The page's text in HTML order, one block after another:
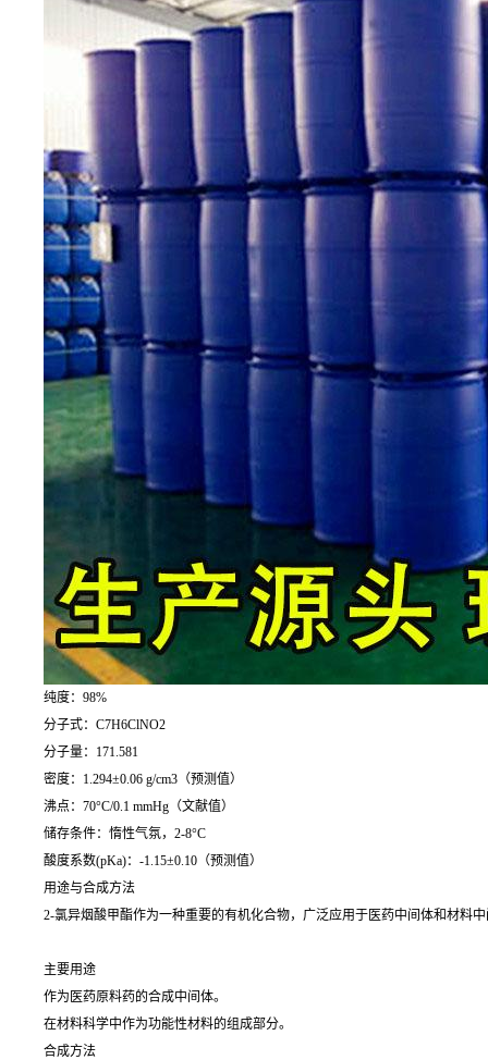
纯度：98%
分子式：C7H6ClNO2
分子量：171.581
密度：1.294±0.06 g/cm3（预测值）
沸点：70°C/0.1 mmHg（文献值）
储存条件：惰性气氛，2-8°C
酸度系数(pKa)：-1.15±0.10（预测值）
用途与合成方法
2-氯异烟酸甲酯作为一种重要的有机化合物，广泛应用于医药中间体和材料
主要用途
作为医药原料药的合成中间体。
在材料科学中作为功能性材料的组成部分。
合成方法